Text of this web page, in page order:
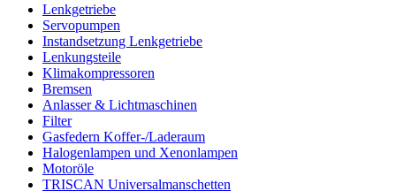
Lenkgetriebe
Servopumpen
Instandsetzung Lenkgetriebe
Lenkungsteile
Klimakompressoren
Bremsen
Anlasser & Lichtmaschinen
Filter
Gasfedern Koffer-/Laderaum
Halogenlampen und Xenonlampen
Motoröle
TRISCAN Universalmanschetten